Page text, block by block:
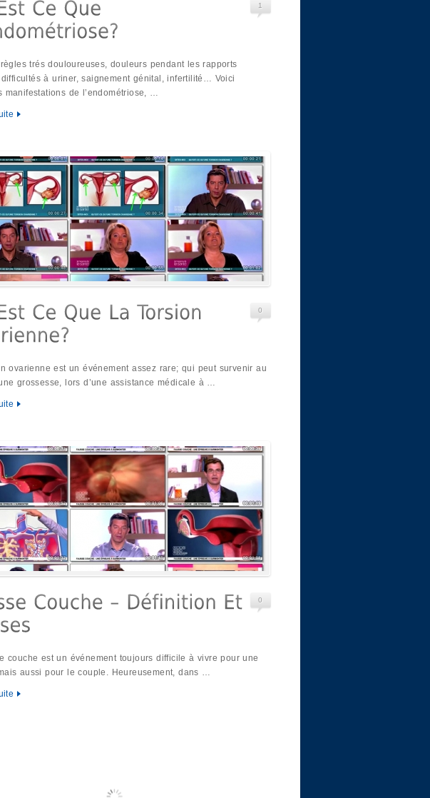
1
trés douloureuses, douleurs pendant les rapports
à uriner, saignement génital, infertilité… Voici
manifestations de l’endométriose, …
0
ovarienne est un événement assez rare; qui peut survenir au
grossesse, lors d’une assistance médicale à …
0
couche est un événement toujours difficile à vivre pour une
aussi pour le couple. Heureusement, dans …